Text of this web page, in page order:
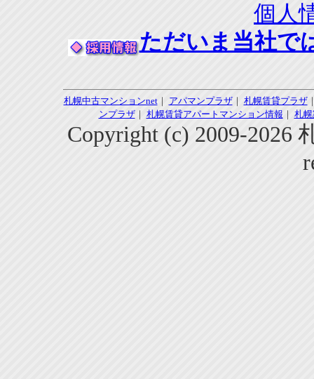
個人
ただいま当社で
札幌中古マンションnet｜ アパマンプラザ｜ 札幌賃貸プラザ
ンプラザ｜ 札幌賃貸アパートマンション情報 ｜ 札
Copyright (c) 2009-2026